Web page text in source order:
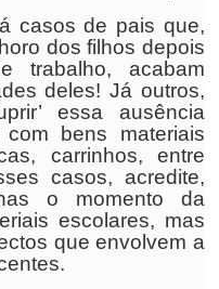
casos de pais que,
dos filhos depois
trabalho, acabam
deles! Já outros,
essa ausência
bens materiais
carrinhos, entre
casos, acredite,
o momento da
escolares, mas
que envolvem a